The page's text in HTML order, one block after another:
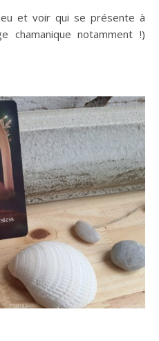
et voir qui se présente à
chamanique notamment !)